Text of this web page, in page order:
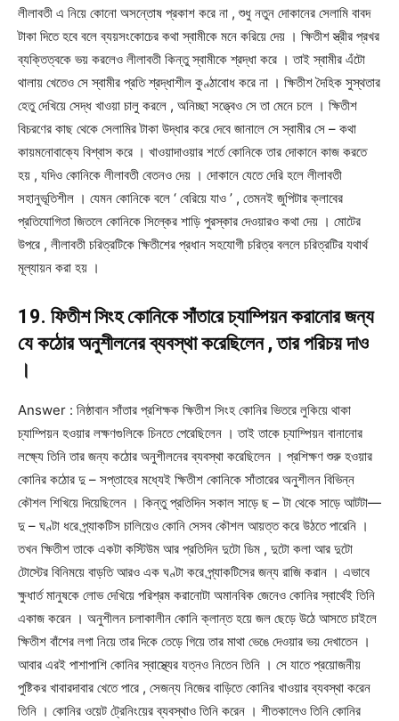
লীলাবতী এ নিয়ে কোনো অসন্তোষ প্রকাশ করে না , শুধু নতুন দোকানের সেলামি বাবদ
টাকা দিতে হবে বলে ব্যয়সংকোচের কথা স্বামীকে মনে করিয়ে দেয় । ক্ষিতীশ স্ত্রীর প্রখর
ব্যক্তিত্বকে ভয় করলেও লীলাবতী কিন্তু স্বামীকে শ্রদ্ধা করে । তাই স্বামীর এঁটো
থালায় খেতেও সে স্বামীর প্রতি শ্রদ্ধাশীল কুণ্ঠাবোধ করে না । ক্ষিতীশ দৈহিক সুস্থতার
হেতু দেখিয়ে সেদ্ধ খাওয়া চালু করলে , অনিচ্ছা সত্ত্বেও সে তা মেনে চলে । ক্ষিতীশ
বিচরণের কাছ থেকে সেলামির টাকা উদ্ধার করে দেবে জানালে সে স্বামীর সে – কথা
কায়মনোবাক্যে বিশ্বাস করে । খাওয়াদাওয়ার শর্তে কোনিকে তার দোকানে কাজ করতে
হয় , যদিও কোনিকে লীলাবতী বেতনও দেয় । দোকানে যেতে দেরি হলে লীলাবতী
সহানুভূতিশীল । যেমন কোনিকে বলে ‘ বেরিয়ে যাও ’ , তেমনই জুপিটার ক্লাবের
প্রতিযোগিতা জিতলে কোনিকে সিল্কের শাড়ি পুরস্কার দেওয়ারও কথা দেয় । মোটের
উপরে , লীলাবতী চরিত্রটিকে ক্ষিতীশের প্রধান সহযোগী চরিত্র বললে চরিত্রটির যথার্থ
মূল্যায়ন করা হয় ।
19. ফিতীশ সিংহ কোনিকে সাঁতারে চ্যাম্পিয়ন করানোর জন্য
যে কঠোর অনুশীলনের ব্যবস্থা করেছিলেন , তার পরিচয় দাও
।
Answer : নিষ্ঠাবান সাঁতার প্রশিক্ষক ক্ষিতীশ সিংহ কোনির ভিতরে লুকিয়ে থাকা
চ্যাম্পিয়ন হওয়ার লক্ষণগুলিকে চিনতে পেরেছিলেন । তাই তাকে চ্যাম্পিয়ন বানানোর
লক্ষ্যে তিনি তার জন্য কঠোর অনুশীলনের ব্যবস্থা করেছিলেন । প্রশিক্ষণ শুরু হওয়ার
কোনির কঠোর দু – সপ্তাহের মধ্যেই ক্ষিতীশ কোনিকে সাঁতারের অনুশীলন বিভিন্ন
কৌশল শিখিয়ে দিয়েছিলেন । কিন্তু প্রতিদিন সকাল সাড়ে ছ – টা থেকে সাড়ে আটটা—
দু – ঘণ্টা ধরে প্র্যাকটিস চালিয়েও কোনি সেসব কৌশল আয়ত্ত করে উঠতে পারেনি ।
তখন ক্ষিতীশ তাকে একটা কস্টিউম আর প্রতিদিন দুটো ডিম , দুটো কলা আর দুটো
টোস্টের বিনিময়ে বাড়তি আরও এক ঘণ্টা করে প্র্যাকটিসের জন্য রাজি করান । এভাবে
ক্ষুধার্ত মানুষকে লোভ দেখিয়ে পরিশ্রম করানোটা অমানবিক জেনেও কোনির স্বার্থেই তিনি
একাজ করেন । অনুশীলন চলাকালীন কোনি ক্লান্ত হয়ে জল ছেড়ে উঠে আসতে চাইলে
ক্ষিতীশ বাঁশের লগা নিয়ে তার দিকে তেড়ে গিয়ে তার মাথা ভেঙে দেওয়ার ভয় দেখাতেন ।
আবার এরই পাশাপাশি কোনির স্বাস্থ্যের যত্নও নিতেন তিনি । সে যাতে প্রয়োজনীয়
পুষ্টিকর খাবারদাবার খেতে পারে , সেজন্য নিজের বাড়িতে কোনির খাওয়ার ব্যবস্থা করেন
তিনি । কোনির ওয়েট ট্রেনিংয়ের ব্যবস্থাও তিনি করেন । শীতকালেও তিনি কোনির